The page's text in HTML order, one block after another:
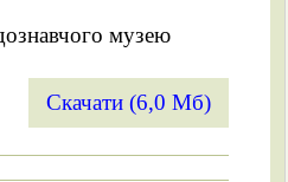
музею
Скачати (6,0 Мб)